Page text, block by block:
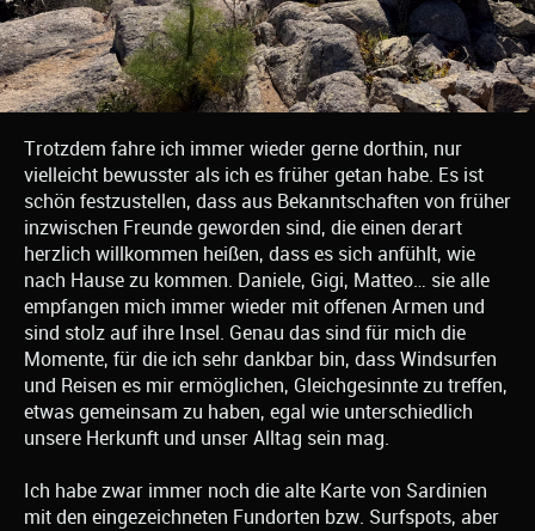
Trotzdem fahre ich immer wieder gerne dorthin, nur
vielleicht bewusster als ich es früher getan habe. Es ist
schön festzustellen, dass aus Bekanntschaften von früher
inzwischen Freunde geworden sind, die einen derart
herzlich willkommen heißen, dass es sich anfühlt, wie
nach Hause zu kommen. Daniele, Gigi, Matteo… sie alle
empfangen mich immer wieder mit offenen Armen und
sind stolz auf ihre Insel. Genau das sind für mich die
Momente, für die ich sehr dankbar bin, dass Windsurfen
und Reisen es mir ermöglichen, Gleichgesinnte zu treffen,
etwas gemeinsam zu haben, egal wie unterschiedlich
unsere Herkunft und unser Alltag sein mag.
Ich habe zwar immer noch die alte Karte von Sardinien
mit den eingezeichneten Fundorten bzw. Surfspots, aber